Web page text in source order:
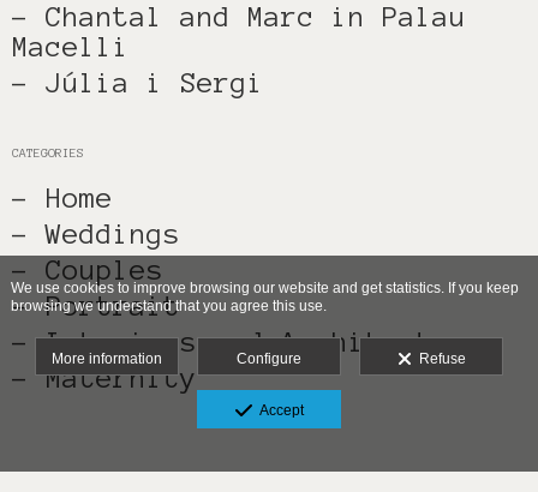
- Chantal and Marc in Palau
Macelli
- Júlia i Sergi
CATEGORIES
- Home
- Weddings
- Couples
- Portrait
- Interiors and Architectura
- Maternity
We use cookies to improve browsing our website and get statistics. If you keep
browsing we understand that you agree this use.
More information Configure Refuse
Accept